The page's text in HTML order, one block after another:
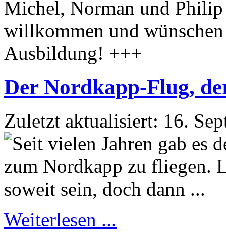
Der Nordkapp-Flug,
Zuletzt aktualisiert: 16.
Weiterlesen ...